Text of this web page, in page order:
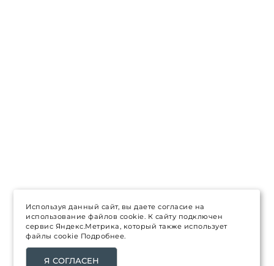
Используя данный сайт, вы даете согласие на
использование файлов cookie. К сайту подключен
сервис Яндекс.Метрика, который также использует
файлы cookie Подробнее.
Я СОГЛАСЕН